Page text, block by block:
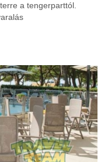
a tengerparttól.